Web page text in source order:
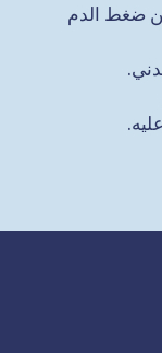
ضغط الدم